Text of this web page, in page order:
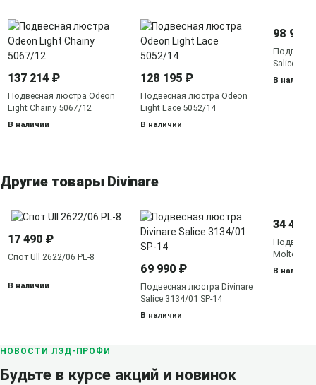
137 214 ₽
Подвесная люстра Odeon
Light Chainy 5067/12
В наличии
128 195 ₽
Подвесная люстра Odeon
Light Lace 5052/14
В наличии
98 990
Salice
В наличии
Другие товары Divinare
17 490 ₽
Спот Ull 2622/06 PL-8
В наличии
69 990 ₽
Подвесная люстра Divinare
Salice 3134/01 SP-14
В наличии
34 490
Molto
В наличии
НОВОСТИ ЛЭД-ПРОФИ
Будьте в курсе акций и новинок